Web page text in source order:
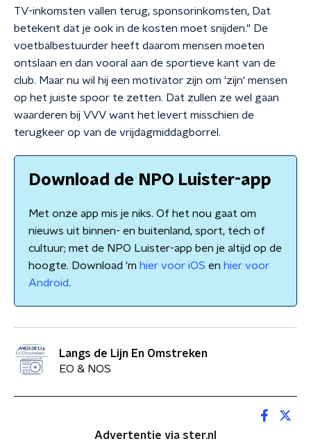
TV-inkomsten vallen terug, sponsorinkomsten, Dat
betekent dat je ook in de kosten moet snijden." De
voetbalbestuurder heeft daarom mensen moeten
ontslaan en dan vooral aan de sportieve kant van de
club. Maar nu wil hij een motivator zijn om 'zijn' mensen
op het juiste spoor te zetten. Dat zullen ze wel gaan
waarderen bij VVV want het levert misschien de
terugkeer op van de vrijdagmiddagborrel.
Download de NPO Luister-app
Met onze app mis je niks. Of het nou gaat om
nieuws uit binnen- en buitenland, sport, tech of
cultuur; met de NPO Luister-app ben je altijd op de
hoogte. Download 'm hier voor iOS en hier voor
Android.
Langs de Lijn En Omstreken
EO & NOS
Advertentie via ster.nl